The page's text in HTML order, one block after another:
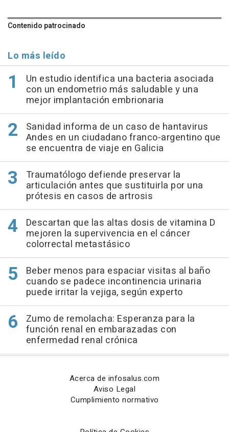
Contenido patrocinado
Lo más leído
Un estudio identifica una bacteria asociada
con un endometrio más saludable y una
mejor implantación embrionaria
Sanidad informa de un caso de hantavirus
Andes en un ciudadano franco-argentino que
se encuentra de viaje en Galicia
Traumatólogo defiende preservar la
articulación antes que sustituirla por una
prótesis en casos de artrosis
Descartan que las altas dosis de vitamina D
mejoren la supervivencia en el cáncer
colorrectal metastásico
Beber menos para espaciar visitas al baño
cuando se padece incontinencia urinaria
puede irritar la vejiga, según experto
Zumo de remolacha: Esperanza para la
función renal en embarazadas con
enfermedad renal crónica
Acerca de infosalus.com
Aviso Legal
Cumplimiento normativo